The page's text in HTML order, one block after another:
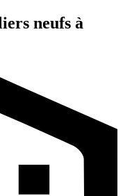
neufs à